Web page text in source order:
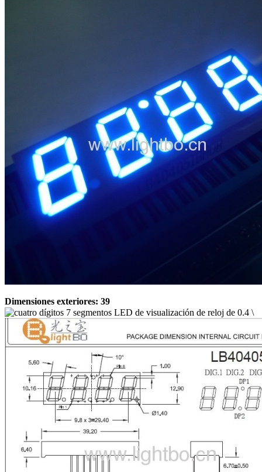
Dimensiones exteriores: 39